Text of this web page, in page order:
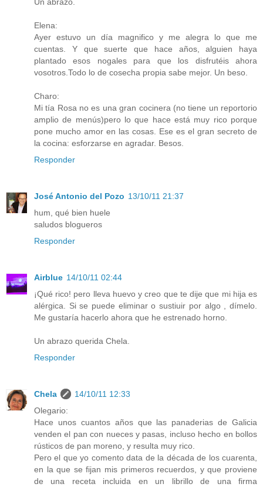
Elena:
Ayer estuvo un día magnifico y me alegra lo que me
cuentas. Y que suerte que hace años, alguien haya
plantado esos nogales para que los disfrutéis ahora
vosotros.Todo lo de cosecha propia sabe mejor. Un beso.
Charo:
Mi tía Rosa no es una gran cocinera (no tiene un reportorio
amplio de menús)pero lo que hace está muy rico porque
pone mucho amor en las cosas. Ese es el gran secreto de
la cocina: esforzarse en agradar. Besos.
Responder
José Antonio del Pozo 13/10/11 21:37
hum, qué bien huele
saludos blogueros
Responder
Airblue 14/10/11 02:44
¡Qué rico! pero lleva huevo y creo que te dije que mi hija es
alérgica. Si se puede eliminar o sustiuir por algo , dímelo.
Me gustaría hacerlo ahora que he estrenado horno.
Un abrazo querida Chela.
Responder
Chela
14/10/11 12:33
Olegario:
Hace unos cuantos años que las panaderias de Galicia
venden el pan con nueces y pasas, incluso hecho en bollos
rústicos de pan moreno, y resulta muy rico.
Pero el que yo comento data de la década de los cuarenta,
en la que se fijan mis primeros recuerdos, y que proviene
de una receta incluida en un librillo de una firma